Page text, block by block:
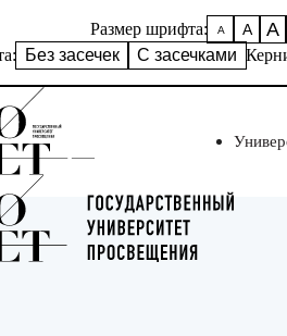
Размер шрифта: А А А
Без засечек С засечками